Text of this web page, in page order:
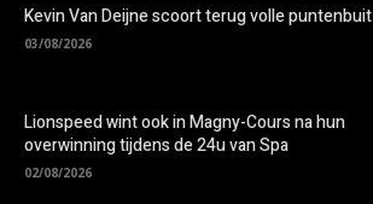
Kevin Van Deijne scoort terug volle puntenbuit
03/08/2026
Lionspeed wint ook in Magny-Cours na hun
overwinning tijdens de 24u van Spa
02/08/2026